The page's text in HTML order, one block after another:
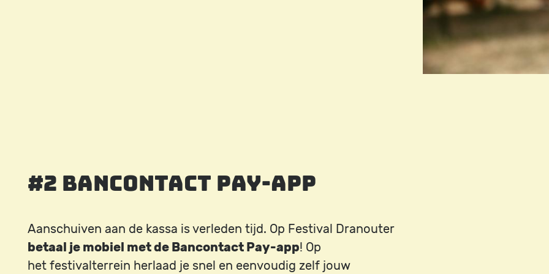
#2 Bancontact Pay-app
Aanschuiven aan de kassa is verleden tijd. Op Festival Dranouter
betaal je mobiel met de Bancontact Pay-app! Op
het festivalterrein herlaad je snel en eenvoudig zelf jouw